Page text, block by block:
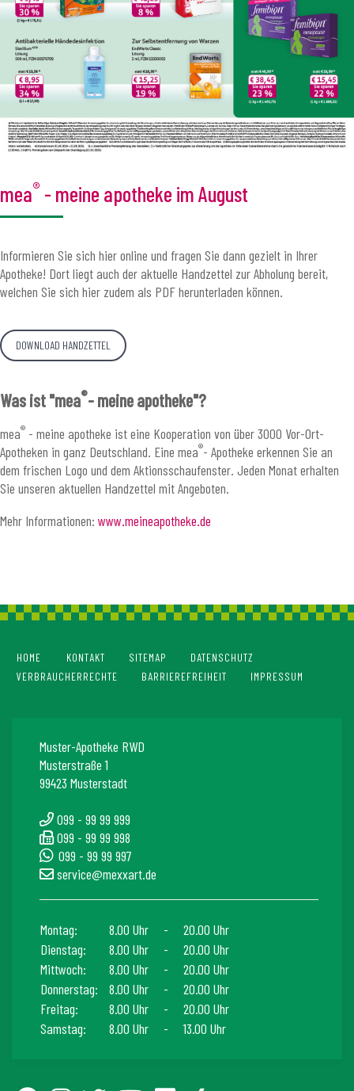
mea® - meine apotheke im August
Informieren Sie sich hier online und fragen Sie dann gezielt in Ihrer
Apotheke! Dort liegt auch der aktuelle Handzettel zur Abholung bereit,
welchen Sie sich hier zudem als PDF herunterladen können.
DOWNLOAD HANDZETTEL
Was ist "mea®- meine apotheke"?
mea® - meine apotheke ist eine Kooperation von über 3000 Vor-Ort-
Apotheken in ganz Deutschland. Eine mea®- Apotheke erkennen Sie an
dem frischen Logo und dem Aktionsschaufenster. Jeden Monat erhalten
Sie unseren aktuellen Handzettel mit Angeboten.
Mehr Informationen: www.meineapotheke.de
HOME KONTAKT SITEMAP
DATENSCHUTZ
VERBRAUCHERRECHTE
BARRIEREFREIHEIT IMPRESSUM
Muster-Apotheke RWD
Musterstraße 1
99423 Musterstadt
099 - 99 99 999
099 - 99 99 998
099 - 99 99 997
service@mexxart.de
Montag: 8.00 Uhr -
20.00 Uhr
Dienstag:
8.00 Uhr -
20.00 Uhr
Mittwoch:
8.00 Uhr -
20.00 Uhr
Donnerstag: 8.00 Uhr -
20.00 Uhr
Freitag:
8.00 Uhr -
20.00 Uhr
Samstag:
8.00 Uhr - 13.00 Uhr